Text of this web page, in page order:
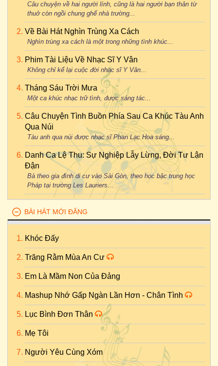
Câu chuyện về hai người lính, cũng là hai người bạn thân từ
thuở còn ngồi chung ghế nhà trường...
Về Bài Hát Nghìn Trùng Xa Cách
Nghìn trùng xa cách là một trong những tình khúc...
Phim Tài Liệu Về Nhạc Sĩ Y Vân
Không chỉ kể lại cuộc đời nhạc sĩ Y Vân...
Tháng Sáu Trời Mưa
Một ca khúc nhạc trữ tình, được sáng tác...
Câu Chuyện Tình Buồn Phía Sau Ca Khúc Tàu Anh
Qua Núi
Tàu anh qua núi được nhạc sĩ Phan Lạc Hoa sáng...
Danh Ca Lệ Thu: Sự Nghiệp Lẫy Lừng, Đời Tư Lận
Đận
Bà theo gia đình di cư vào Sài Gòn, theo học bậc trung học
Pháp tại trường Les Lauriers...
BÀI HÁT MỚI ĐĂNG
Khóc Đấy
Trăng Rằm Mùa An Cư
Em Là Mầm Non Của Đảng
Mashup Nhớ Gấp Ngàn Lần Hơn - Chân Tình
Lục Bình Đơn Thân
Mẹ Tôi
Người Yêu Cùng Xóm